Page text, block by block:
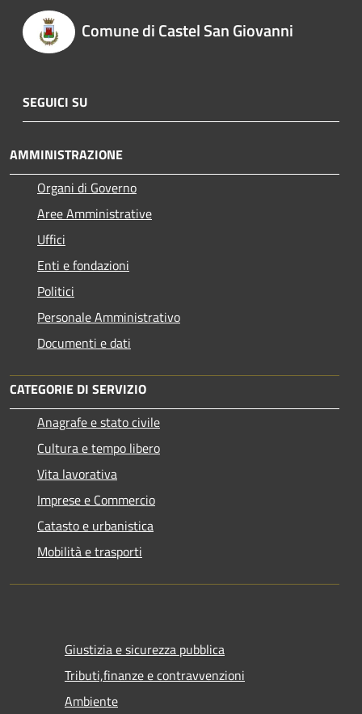
Comune di Castel San Giovanni
SEGUICI SU
AMMINISTRAZIONE
Organi di Governo
Aree Amministrative
Uffici
Enti e fondazioni
Politici
Personale Amministrativo
Documenti e dati
CATEGORIE DI SERVIZIO
Anagrafe e stato civile
Cultura e tempo libero
Vita lavorativa
Imprese e Commercio
Catasto e urbanistica
Mobilità e trasporti
Giustizia e sicurezza pubblica
Tributi,finanze e contravvenzioni
Ambiente